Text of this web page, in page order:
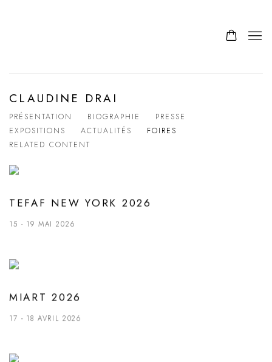
CLAUDINE DRAI
PRÉSENTATION BIOGRAPHIE
PRESSE
EXPOSITIONS
ACTUALITÉS
FOIRES
RELATED CONTENT
TEFAF NEW YORK 2026
15 - 19 MAI 2026
MIART 2026
17 - 18 AVRIL 2026